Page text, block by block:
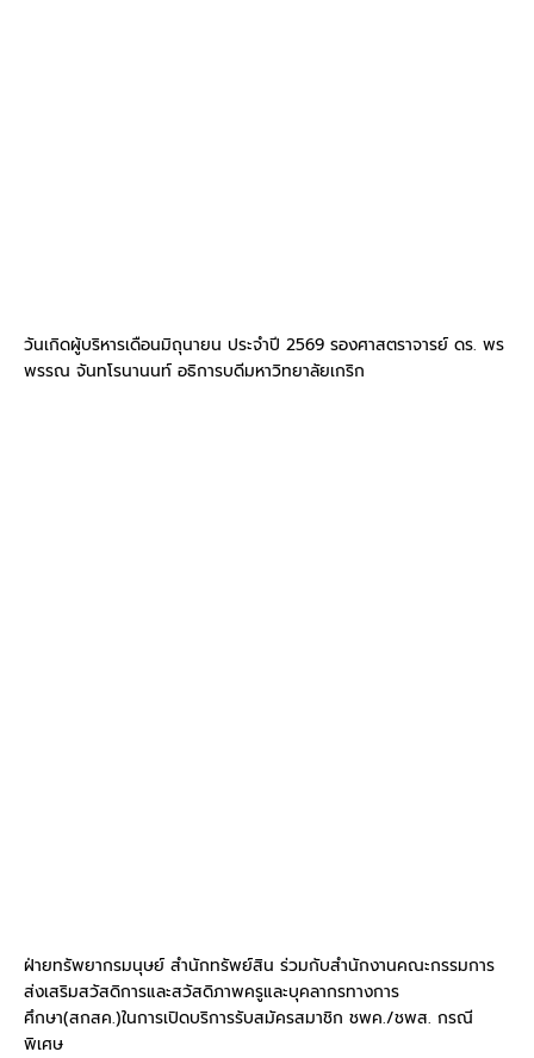
วันเกิดผู้บริหารเดือนมิถุนายน ประจำปี 2569 รองศาสตราจารย์ ดร. พร
พรรณ จันทโรนานนท์ อธิการบดีมหาวิทยาลัยเกริก
ฝ่ายทรัพยากรมนุษย์ สำนักทรัพย์สิน ร่วมกับสำนักงานคณะกรรมการ
ส่งเสริมสวัสดิการและสวัสดิภาพครูและบุคลากรทางการ
ศึกษา(สกสค.)ในการเปิดบริการรับสมัครสมาชิก ชพค./ชพส. กรณี
พิเศษ